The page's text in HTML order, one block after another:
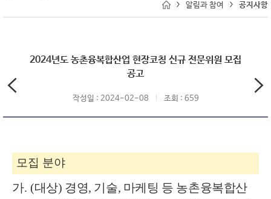
알림과 참여 공지사항
2024년도 농촌융복합산업 현장코칭 신규 전문위원 모집
공고
작성일 : 2024-02-08 조회 : 659
모집 분야
가. (대상) 경영, 기술, 마케팅 등 농촌융복합산